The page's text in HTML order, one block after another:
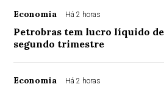
Economia Há 2 horas
Petrobras tem lucro líquido de
segundo trimestre
Economia Há 2 horas